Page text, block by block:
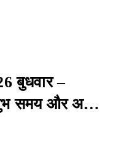
बुधवार –
समय और अशुभ